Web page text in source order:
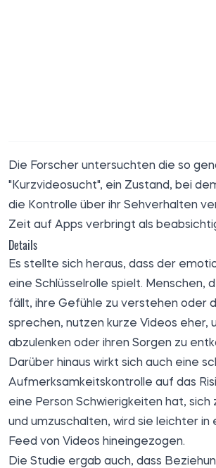
Die Forscher untersuchten die so
"Kurzvideosucht", ein Zustand, bei
die Kontrolle über ihr Sehverhalten
Zeit auf Apps verbringt als
Details
Es stellte sich heraus, dass der
eine Schlüsselrolle spielt. Menschen,
fällt, ihre Gefühle zu verstehen oder
sprechen, nutzen kurze Videos eher,
abzulenken oder ihren Sorgen zu
Darüber hinaus wirkt sich auch eine
Aufmerksamkeitskontrolle auf das
eine Person Schwierigkeiten hat, sich
und umzuschalten, wird sie leichter in
Feed von Videos hineingezogen.
Die Studie ergab auch, dass